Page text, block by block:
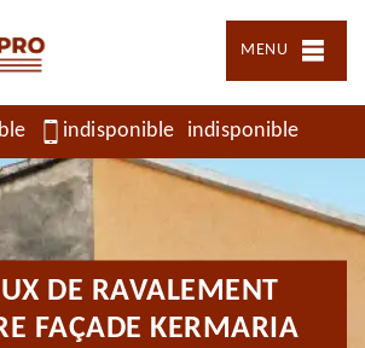
MENU
indisponible indisponible
DE RAVALEMENT
FAÇADE KERMARIA